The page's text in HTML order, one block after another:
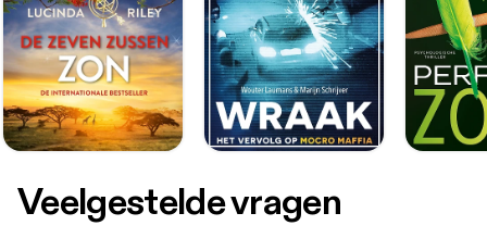
Veelgestelde vragen